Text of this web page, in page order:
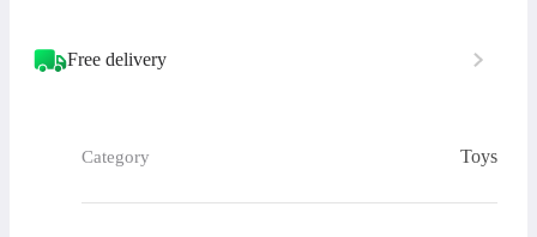
Free delivery
Category Toys